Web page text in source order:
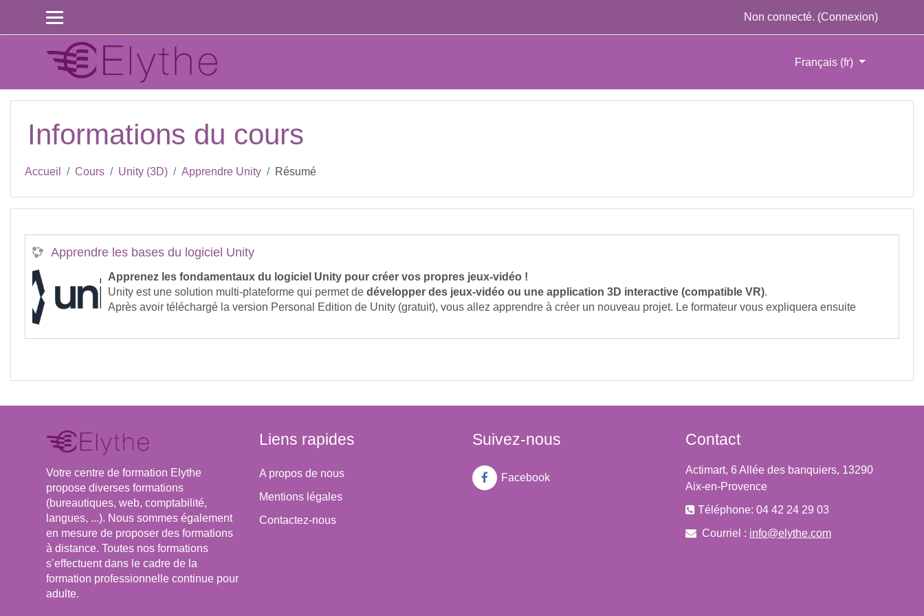
Non connecté. (Connexion)
Français ‎(fr)‎
Informations du cours
Accueil Cours Unity (3D) Apprendre Unity Résumé
Apprendre les bases du logiciel Unity
Apprenez les fondamentaux du logiciel Unity pour créer vos propres jeux-vidéo !
Unity est une solution multi-plateforme qui permet de développer des jeux-vidéo ou une application 3D interactive (compatible VR).
Après avoir téléchargé la version Personal Edition de Unity (gratuit), vous allez apprendre à créer un nouveau projet. Le formateur vous expliquera ensuite
Votre centre de formation Elythe
propose diverses formations
(bureautiques, web, comptabilité,
langues, ...). Nous sommes également
en mesure de proposer des formations
à distance. Toutes nos formations
s’effectuent dans le cadre de la
formation professionnelle continue pour
adulte.
Liens rapides
A propos de nous
Mentions légales
Contactez-nous
Suivez-nous
Facebook
Contact
Actimart, 6 Allée des banquiers, 13290
Aix-en-Provence
Téléphone: 04 42 24 29 03
Courriel : info@elythe.com